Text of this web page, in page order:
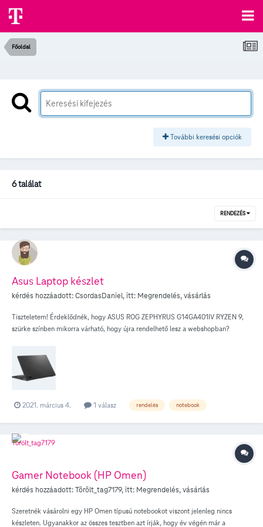
Főoldal
További keresési opciók
6 találat
RENDEZÉS
Asus Laptop készlet
kérdés hozzáadott:CsordasDaniel, itt: Megrendelés, vásárlás
Tiszteletem! Érdeklődnék, hogy ASUS ROG ZEPHYRUS G14GA401IV RYZEN 9,
szürke színben mikorra várható, hogy újra rendelhető lesz a webshopban?
2021. március 4. 1 válasz rendelés notebook
Gamer Notebook (HP Omen)
kérdés hozzáadott:Törölt_tag7179, itt: Megrendelés, vásárlás
Szeretnék vásárolni egy HP Omen típusú notebookot viszont jelenleg nincs
készleten. Ugyanakkor az összes tesztben azt írják, hogy év végén már a